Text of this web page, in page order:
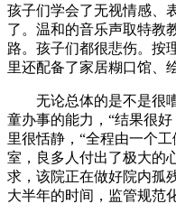
孩子们学会了无视情感、
了。温和的音乐声取特教
路。孩子们都很悲伤。按
里还配备了家居糊口馆、
无论总体的是不是很嘈
童办事的能力，“结果很
里很恬静，“全程由一个
室，良多人付出了极大的
求，该院正在做好院内孤
大半年的时间，监管规范